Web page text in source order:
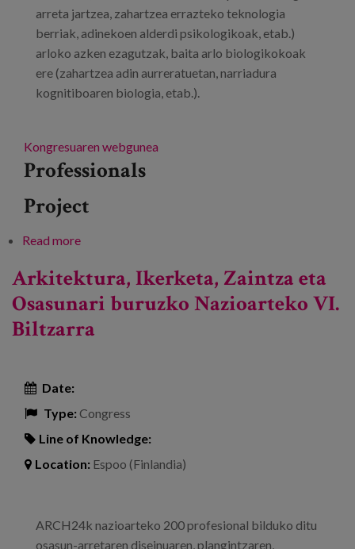
arreta jartzea, zahartzea errazteko teknologia
berriak, adinekoen alderdi psikologikoak, etab.)
arloko azken ezagutzak, baita arlo biologikokoak
ere (zahartzea adin aurreratuetan, narriadura
kognitiboaren biologia, etab.).
Kongresuaren webgunea
Professionals
Project
Read moreabout 64 SEGG kongresua eta 44 SAGG
Arkitektura, Ikerketa, Zaintza eta
Osasunari buruzko Nazioarteko VI.
Biltzarra
Date:
Type:Congress
Line of Knowledge:
Location: Espoo (Finlandia)
ARCH24k nazioarteko 200 profesional bilduko ditu
osasun-arretaren diseinuaren, plangintzaren,